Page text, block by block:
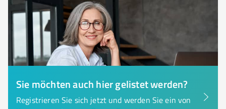
Sie möchten auch hier gelistet werden?
Registrieren Sie sich jetzt und werden Sie ein von